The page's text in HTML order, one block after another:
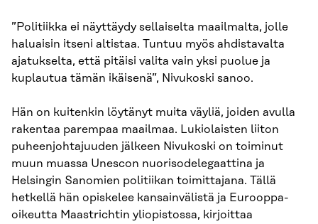
”Politiikka ei näyttäydy sellaiselta maailmalta, jolle
haluaisin itseni altistaa. Tuntuu myös ahdistavalta
ajatukselta, että pitäisi valita vain yksi puolue ja
kuplautua tämän ikäisenä”, Nivukoski sanoo.
Hän on kuitenkin löytänyt muita väyliä, joiden avulla
rakentaa parempaa maailmaa. Lukiolaisten liiton
puheenjohtajuuden jälkeen Nivukoski on toiminut
muun muassa Unescon nuorisodelegaattina ja
Helsingin Sanomien politiikan toimittajana. Tällä
hetkellä hän opiskelee kansainvälistä ja Eurooppa-
oikeutta Maastrichtin yliopistossa, kirjoittaa